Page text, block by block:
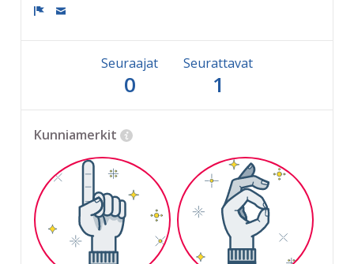
Seuraajat
0
Seurattavat
1
Kunniamerkit